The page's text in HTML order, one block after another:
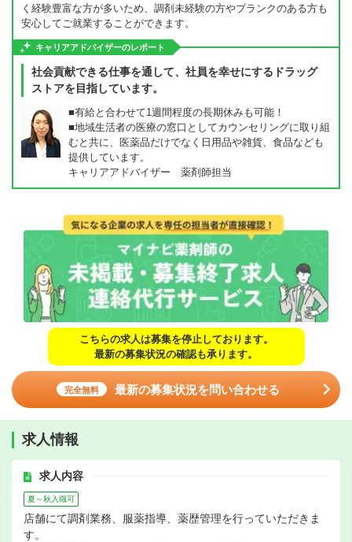
く経験豊富な方が多いため、調剤未経験の方やブランクのある方も
安心してご就業することができます。
キャリアアドバイザーのレポート
社会貢献できる仕事を通して、社員を幸せにするドラッグ
ストアを目指しています。
■有給と合わせて1週間程度の長期休みも可能！
■地域生活者の医療の窓口としてカウンセリングに取り組
むと共に、医薬品だけでなく日用品や雑貨、食品なども
提供しています。
キャリアアドバイザー 薬剤師担当
こちらの求人は募集を停止しております。
最新の募集状況の確認も承ります。
完全無料 最新の募集状況を問い合わせる
求人情報
求人内容
夏～秋入職可
店舗にて調剤業務、服薬指導、薬歴管理を行っていただきま
す。